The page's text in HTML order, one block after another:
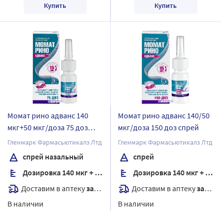
Купить Купить
Момат рино адванс 140
мкг+50 мкг/доза 75 доз
спрей назальный
Гленмарк Фармасьютикалз Лтд
спрей назальный
Дозировка 140 мкг + 50 мкг/доза
Доставим в аптекузавтра
В наличии
Момат рино адванс 140/50
мкг/доза 150 доз спрей
Гленмарк Фармасьютикалз Лтд
спрей
Дозировка 140 мкг + 50 мкг/доза
Доставим в аптекузавтра
В наличии